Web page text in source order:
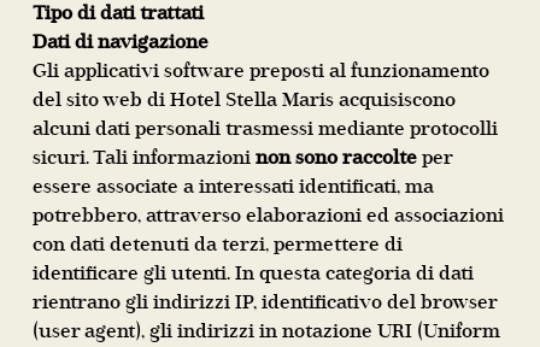
Tipo di dati trattati
Dati di navigazione
Gli applicativi software preposti al funzionamento
del sito web di Hotel Stella Maris acquisiscono
alcuni dati personali trasmessi mediante protocolli
sicuri. Tali informazioni non sono raccolte per
essere associate a interessati identificati, ma
potrebbero, attraverso elaborazioni ed associazioni
con dati detenuti da terzi, permettere di
identificare gli utenti. In questa categoria di dati
rientrano gli indirizzi IP, identificativo del browser
(user agent), gli indirizzi in notazione URI (Uniform